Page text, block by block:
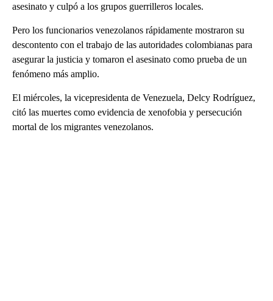
asesinato y culpó a los grupos guerrilleros locales.
Pero los funcionarios venezolanos rápidamente mostraron su
descontento con el trabajo de las autoridades colombianas para
asegurar la justicia y tomaron el asesinato como prueba de un
fenómeno más amplio.
El miércoles, la vicepresidenta de Venezuela, Delcy Rodríguez,
citó las muertes como evidencia de xenofobia y persecución
mortal de los migrantes venezolanos.